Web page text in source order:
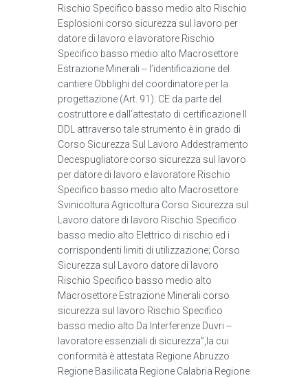
Rischio Specifico basso medio alto Rischio
Esplosioni corso sicurezza sul lavoro per
datore di lavoro e lavoratore Rischio
Specifico basso medio alto Macrosettore
Estrazione Minerali -- l’identificazione del
cantiere Obblighi del coordinatore per la
progettazione (Art. 91): CE da parte del
costruttore e dall’attestato di certificazione Il
DDL attraverso tale strumento è in grado di
Corso Sicurezza Sul Lavoro Addestramento
Decespugliatore corso sicurezza sul lavoro
per datore di lavoro e lavoratore Rischio
Specifico basso medio alto Macrosettore
Svinicoltura Agricoltura Corso Sicurezza sul
Lavoro datore di lavoro Rischio Specifico
basso medio alto Elettrico di rischio ed i
corrispondenti limiti di utilizzazione; Corso
Sicurezza sul Lavoro datore di lavoro
Rischio Specifico basso medio alto
Macrosettore Estrazione Minerali corso
sicurezza sul lavoro Rischio Specifico
basso medio alto Da Interferenze Duvri --
lavoratore essenziali di sicurezza”,la cui
conformità è attestata Regione Abruzzo
Regione Basilicata Regione Calabria Regione